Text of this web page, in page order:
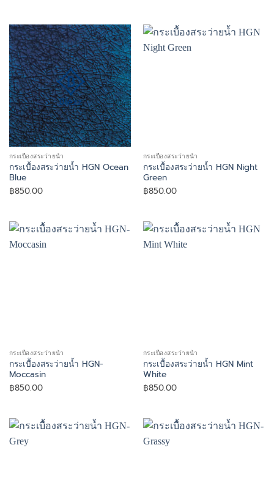
กระเบื้องสระว่ายน้ำ
กระเบื้องสระว่ายน้ำ HGN Ocean
Blue
฿850.00
กระเบื้องสระว่ายน้ำ
กระเบื้องสระว่ายน้ำ HGN Night
Green
฿850.00
กระเบื้องสระว่ายน้ำ
กระเบื้องสระว่ายน้ำ HGN-
Moccasin
฿850.00
กระเบื้องสระว่ายน้ำ
กระเบื้องสระว่ายน้ำ HGN Mint
White
฿850.00